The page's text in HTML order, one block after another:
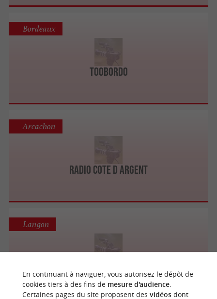
tooBordo
Bordeaux
Radio Cote D Argent
Arcachon
Langon
En continuant à naviguer, vous autorisez le dépôt de
cookies tiers à des fins de mesure d'audience.
Certaines pages du site proposent des vidéosdont